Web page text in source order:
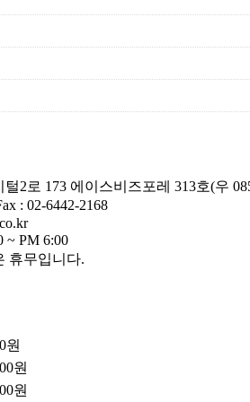
2로 173 에이스비즈포레 313호(우
: 02-6442-2168
~ PM 6:00
휴무입니다.
원
원
원